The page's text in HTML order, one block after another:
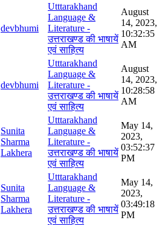
devbhumi
Utttarakhand
Language &
Literature -
उत्तराखण्ड की भाषायें
एवं साहित्य
August
14, 2023,
10:32:35
AM
devbhumi
Utttarakhand
Language &
Literature -
उत्तराखण्ड की भाषायें
एवं साहित्य
August
14, 2023,
10:28:58
AM
Sunita
Sharma
Lakhera
Utttarakhand
Language &
Literature -
उत्तराखण्ड की भाषायें
एवं साहित्य
May 14,
2023,
03:52:37
PM
Sunita
Sharma
Lakhera
Utttarakhand
Language &
Literature -
उत्तराखण्ड की भाषायें
एवं साहित्य
May 14,
2023,
03:49:18
PM